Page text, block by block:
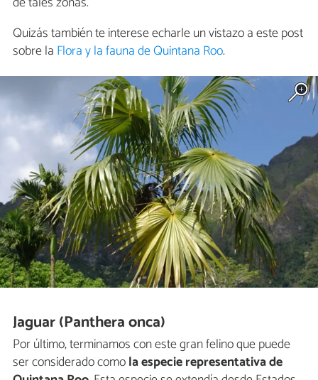
Quizás también te interese echarle un vistazo a este post
sobre la Flora y la fauna de Quintana Roo.
Jaguar (Panthera onca)
Por último, terminamos con este gran felino que puede
ser considerado comola especie representativa de